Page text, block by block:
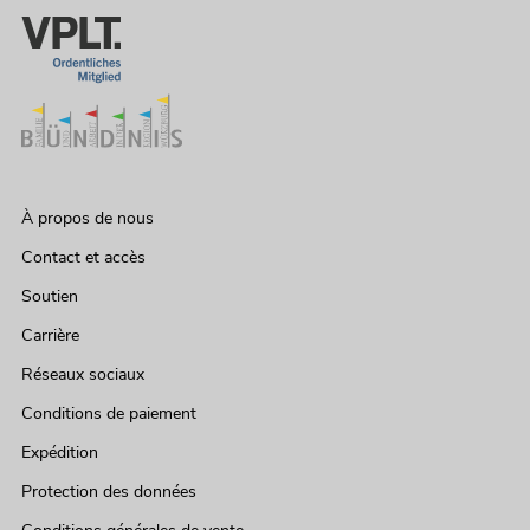
À propos de nous
Contact et accès
Soutien
Carrière
Réseaux sociaux
Conditions de paiement
Expédition
Protection des données